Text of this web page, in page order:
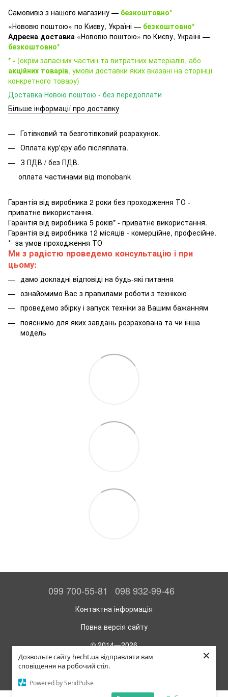
Дозвольте сайту hecht.ua відправляти вам
сповіщення на робочий стіл.
Powered by SendPulse
×
Самовивіз з нашого магазину — безкоштовно*
«Нововю поштою» по Києву, Україні — безкоштовно*
Адресна доставка «Нововю поштою» по Києву, Україні —
безкоштовно*
* - (окрім запасних частин та витратних матеріалів, або
акційних товарів, умови доставки яких вказані на сторінці
конкретного товару)
Доставка Новою поштою - без передоплати
Більше інформації про доставку
Готівковий та безготівковий розрахунок.
Оплата кур'єру або післяплата.
З ПДВ / без ПДВ.
оплата частинами від monobank
Гарантія від виробника 2 роки без проходження ТО -
приватне використання.
Гарантія від виробника 5 років* - приватне використання.
Гарантія від виробника 12 місяців - комерційне, професійне.
*- за умов проходження ТО
Ми з радістю проведемо консультацію і при
цьому:
дамо докладні відповіді на будь-які питання
ознайомимо Вас з правилами роботи з технікою
проведемо збірку і запуск техніки за Вашим бажанням
пояснимо для яких завдань розрахована та чи інша
модель
099 700-55-81 098 932-99-46
Контактна інформація
Повна версія сайту
© 2014—2026
Офіційний інтернет-магазин HECHT
Укр